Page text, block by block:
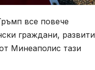
все повече
граждани,
Минеаполис тази